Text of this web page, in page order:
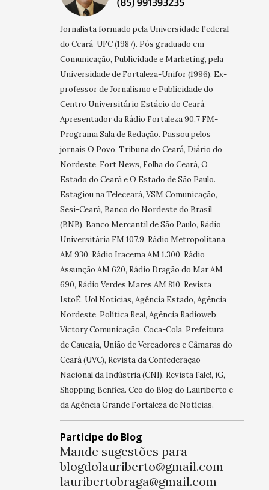
Jornalista formado pela Universidade Federal
do Ceará-UFC (1987). Pós graduado em
Comunicação, Publicidade e Marketing, pela
Universidade de Fortaleza-Unifor (1996). Ex-
professor de Jornalismo e Publicidade do
Centro Universitário Estácio do Ceará.
Apresentador da Rádio Fortaleza 90,7 FM-
Programa Sala de Redação. Passou pelos
jornais O Povo, Tribuna do Ceará, Diário do
Nordeste, Fort News, Folha do Ceará, O
Estado do Ceará e O Estado de São Paulo.
Estagiou na Teleceará, VSM Comunicação,
Sesi-Ceará, Banco do Nordeste do Brasil
(BNB), Banco Mercantil de São Paulo, Rádio
Universitária FM 107.9, Rádio Metropolitana
AM 930, Rádio Iracema AM 1.300, Rádio
Assunção AM 620, Rádio Dragão do Mar AM
690, Rádio Verdes Mares AM 810, Revista
IstoÉ, Uol Notícias, Agência Estado, Agência
Nordeste, Política Real, Agência Radioweb,
Victory Comunicação, Coca-Cola, Prefeitura
de Caucaia, União de Vereadores e Câmaras do
Ceará (UVC), Revista da Confederação
Nacional da Indústria (CNI), Revista Fale!, iG,
Shopping Benfica. Ceo do Blog do Lauriberto e
da Agência Grande Fortaleza de Notícias.
Participe do Blog
Mande sugestões para
blogdolauriberto@gmail.com
lauribertobraga@gmail.com